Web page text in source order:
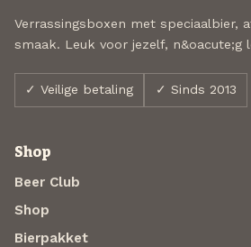
Verrassingsboxen met speciaalbier,
smaak. Leuk voor jezelf, n&oacute;g
✓ Veilige betaling ✓ Sinds 2013
Shop
Beer Club
Shop
Bierpakket